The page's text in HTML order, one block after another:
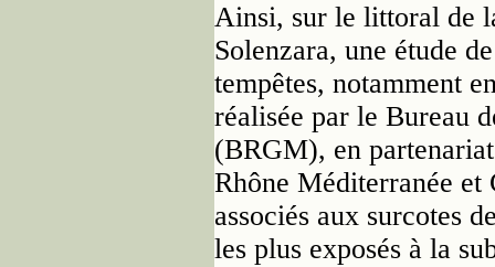
Ainsi, sur le littoral de
Solenzara, une étude
tempêtes, notamment
réalisée par le Bureau
(BRGM), en
Rhône Méditerranée et
associés aux surcotes
les plus exposés à la